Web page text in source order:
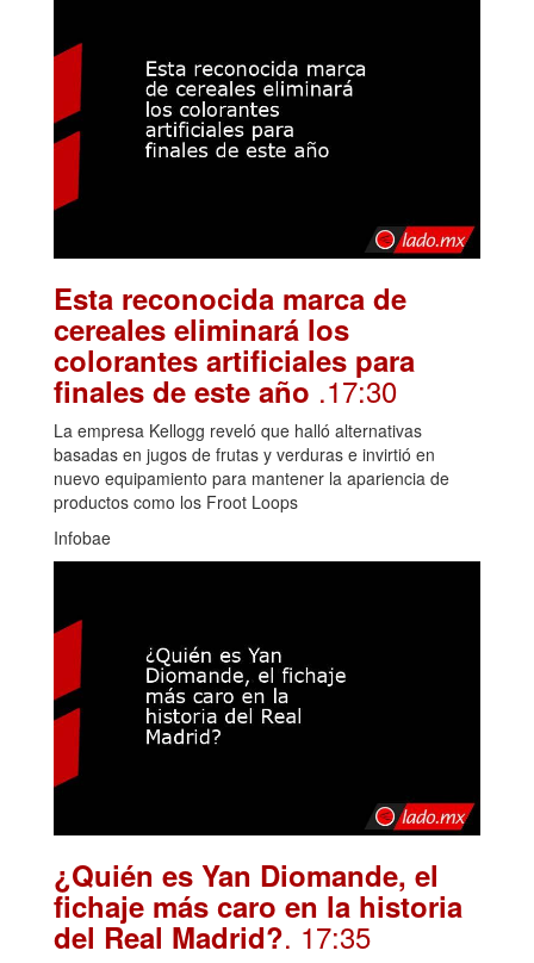
Esta reconocida marca de
cereales eliminará los
colorantes artificiales para
finales de este año .17:30
La empresa Kellogg reveló que halló alternativas
basadas en jugos de frutas y verduras e invirtió en
nuevo equipamiento para mantener la apariencia de
productos como los Froot Loops
Infobae
¿Quién es Yan Diomande, el
fichaje más caro en la historia
del Real Madrid?. 17:35